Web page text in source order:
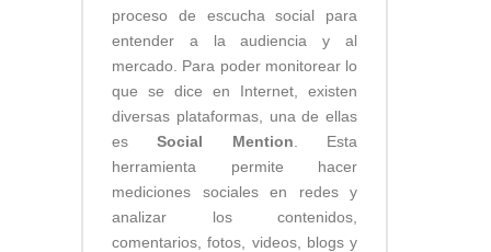
proceso de escucha social para
entender a la audiencia y al
mercado. Para poder monitorear lo
que se dice en Internet, existen
diversas plataformas, una de ellas
esSocial Mention . Esta
herramienta permite hacer
mediciones sociales en redes y
analizar los contenidos,
comentarios, fotos, videos, blogs y